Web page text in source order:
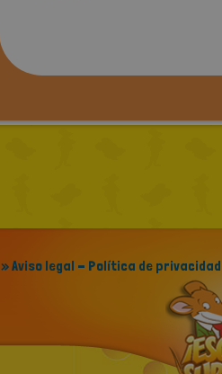
» Aviso legal - Política de privacidad